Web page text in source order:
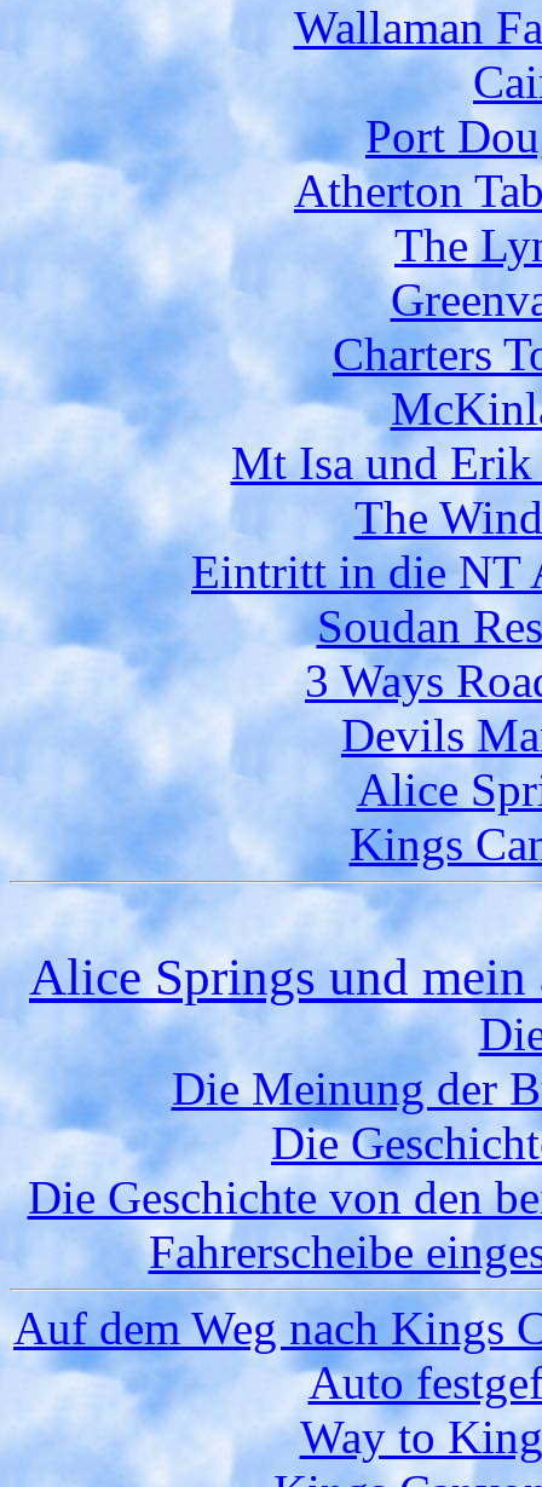
Wallaman
Port
Atherton
The
Charters
Mt Isa und Erik
The
Eintritt in die NT
Soudan
3 Ways
Devils
Alice
Kings
Alice Springs und
Die Meinung der
Die
Die Geschichte von den
Fahrerscheibe
Auf dem Weg nach Kings
Auto
Way to